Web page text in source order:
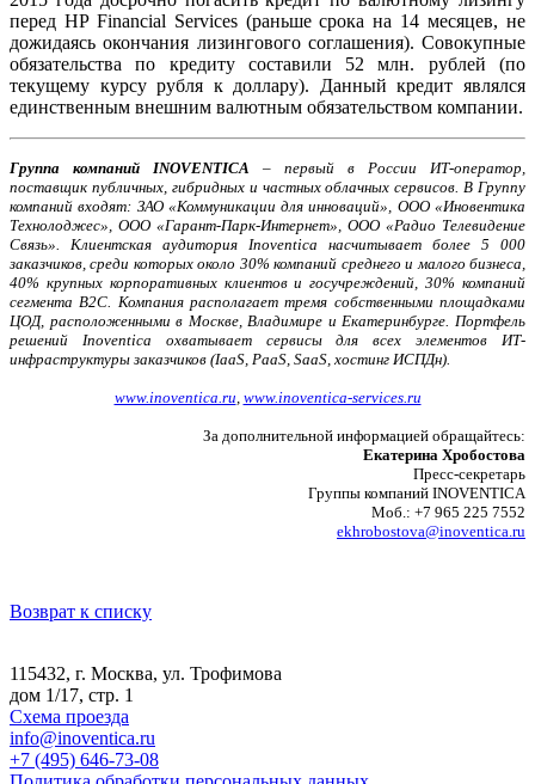
перед HP Financial Services (раньше срока на 14 месяцев, не
дожидаясь окончания лизингового соглашения). Совокупные
обязательства по кредиту составили 52 млн. рублей (по
текущему курсу рубля к доллару). Данный кредит являлся
единственным внешним валютным обязательством компании.
Группа компаний INOVENTICA – первый в России ИТ-оператор,
поставщик публичных, гибридных и частных облачных сервисов. В Группу
компаний входят: ЗАО «Коммуникации для инноваций», ООО «Иновентика
Технолоджес», ООО «Гарант-Парк-Интернет», ООО «Радио Телевидение
Связь». Клиентская аудитория Inoventica насчитывает более 5 000
заказчиков, среди которых около 30% компаний среднего и малого бизнеса,
40% крупных корпоративных клиентов и госучреждений, 30% компаний
сегмента B2C. Компания располагает тремя собственными площадками
ЦОД, расположенными в Москве, Владимире и Екатеринбурге. Портфель
решений Inoventica охватывает сервисы для всех элементов ИТ-
инфраструктуры заказчиков (IaaS, PaaS, SaaS, хостинг ИСПДн).
www.inoventica.ru www.inoventica-services.ru
За дополнительной информацией обращайтесь:
Екатерина Хробостова
Пресс-секретарь
Группы компаний INOVENTICA
Моб.: +7 965 225 7552
ekhrobostova@inoventica.ru
Возврат к списку
115432, г. Москва, ул. Трофимова
дом 1/17, стр. 1
Схема проезда
info@inoventica.ru
+7 (495) 646-73-08